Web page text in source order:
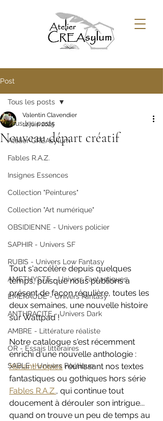
Post
Tous les posts
Atelier CREAsylum
Fables R.A.Z.
Insignes Essences
Collection "Peintures"
Collection "Art numérique"
OBSIDIENNE - Univers policier
SAPHIR - Univers SF
RUBIS - Univers Low Fantasy
AMETHYSTE - Univers Fantastiques
EMERAUDE - Univers Fantasy
ANTHRACITE - Univers Dark
AMBRE - Littérature réaliste
OR - Essais littéraires
SABLE - Univers Poétique
Tous les posts
Nouveau départ créatif
Valentin Clavendier
12 juin 2025
Tout s'accélère depuis quelques
temps, puisque nous publions à
présent de façon régulière, toutes les
deux semaines, une nouvelle histoire
sur Wattpad !
Notre catalogue s'est récemment
enrichi d'une nouvelle anthologie :
Xénanthropies réunissant nos textes
fantastiques ou gothiques hors série
Fables R.A.Z., qui continue tout
doucement à dérouler son intrigue...
quand on trouve un peu de temps au